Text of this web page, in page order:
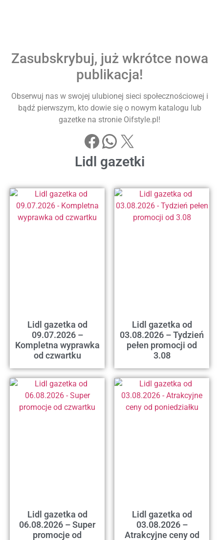
Zasubskrybuj, już wkrótce nowa
publikacja!
Obserwuj nas w swojej ulubionej sieci społecznościowej i
bądź pierwszym, kto dowie się o nowym katalogu lub
gazetke na stronie Oifstyle.pl!
Lidl gazetki
Lidl gazetka od
09.07.2026 –
Kompletna wyprawka
od czwartku
Lidl gazetka od
03.08.2026 – Tydzień
pełen promocji od
3.08
Lidl gazetka od
06.08.2026 – Super
promocje od
Lidl gazetka od
03.08.2026 –
Atrakcyjne ceny od